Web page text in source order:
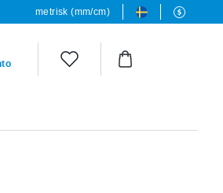
metrisk (mm/cm)